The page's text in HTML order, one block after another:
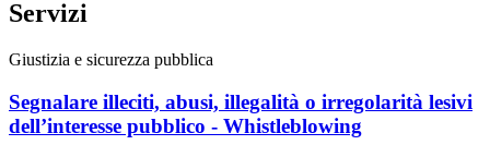
Servizi
Giustizia e sicurezza pubblica
Segnalare illeciti, abusi, illegalità o irregolarità lesivi
dell’interesse pubblico - Whistleblowing